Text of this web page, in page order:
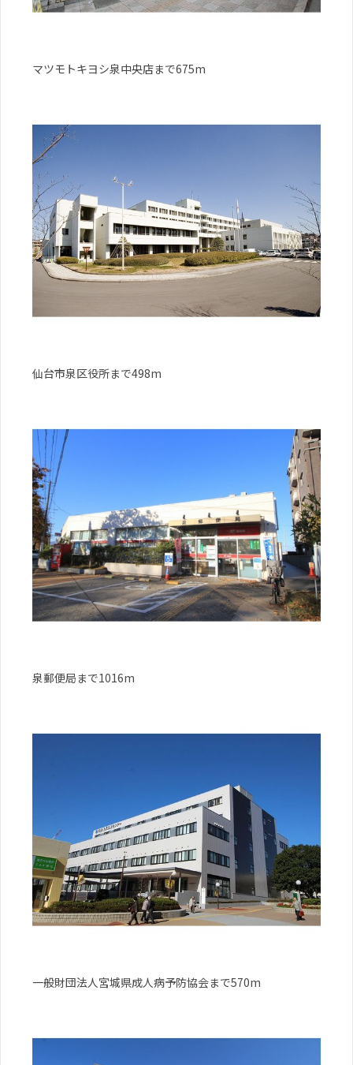
マツモトキヨシ泉中央店まで675m
仙台市泉区役所まで498m
泉郵便局まで1016m
一般財団法人宮城県成人病予防協会まで570m